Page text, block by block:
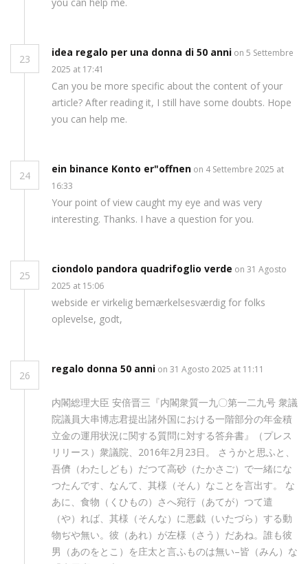
23
idea regalo per una donna di 50 anni on 5 Settembre
2025 at 17:41
Can you be more specific about the content of your
article? After reading it, I still have some doubts. Hope
you can help me.
24
ein binance Konto er"offnen on 4 Settembre 2025 at
16:33
Your point of view caught my eye and was very
interesting. Thanks. I have a question for you.
25
ciondolo pandora quadrifoglio verde on 31 Agosto
2025 at 15:06
webside er virkelig bemærkelsesværdig for folks
oplevelse, godt,
26
regalo donna 50 anni on 31 Agosto 2025 at 11:11
内閣総理大臣 安倍晋三『内閣衆質一九〇第一二九号 衆議
院議員大串博志君提出諸外国における一階部分の年金積
立金の運用状況に関する質問に対する答弁書』（プレス
リリース）衆議院、2016年2月23日。 さうかと思ふと、
吾儕（わたしども）だつて高砂（たかさご）で一緒にな
つたんです、なんて、其様（そん）なことを言出す。 な
あに、食物（くひもの）さへ宛行（あてが）つて遣
（や）れば、其様（そんな）に悪戯（いたづら）する動
物ぢや無い。彼（あれ）が左様（さう）だあね。誰も彼
男（あのをとこ）を庄太と言ふものは無い–皆（みん）な